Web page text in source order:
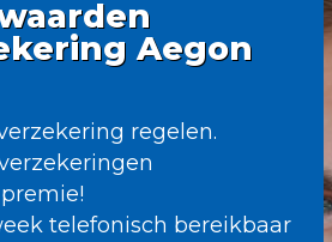
Aegon
regelen.
telefonisch bereikbaar